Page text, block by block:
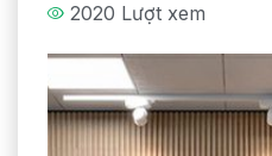
2020 Lượt xem